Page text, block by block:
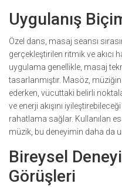
Uygulanış
Özel dans, masaj seansı
gerçekleştirilen ritmik ve akıcı
uygulama genellikle, masaj
tasarlanmıştır. Masöz,
ederken, vücuttaki belirli
ve enerji akışını
rahatlama sağlar. Kullanılan
müzik, bu deneyimin daha da
Bireysel
Görüşleri